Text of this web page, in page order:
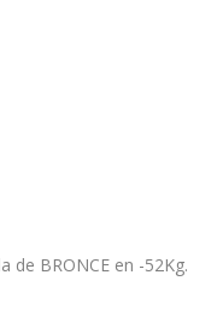
de BRONCE en -52Kg.